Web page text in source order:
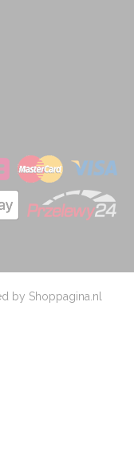
by Shoppagina.nl